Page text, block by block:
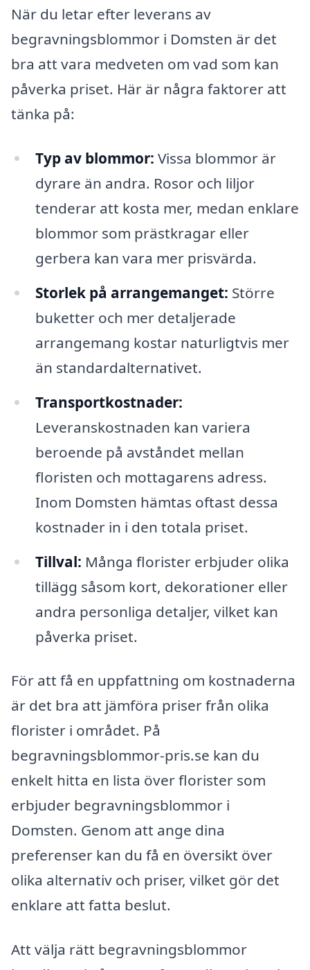
När du letar efter leverans av
begravningsblommor i Domsten är det
bra att vara medveten om vad som kan
påverka priset. Här är några faktorer att
tänka på:
Typ av blommor: Vissa blommor är
dyrare än andra. Rosor och liljor
tenderar att kosta mer, medan enklare
blommor som prästkragar eller
gerbera kan vara mer prisvärda.
Storlek på arrangemanget: Större
buketter och mer detaljerade
arrangemang kostar naturligtvis mer
än standardalternativet.
Transportkostnader:
Leveranskostnaden kan variera
beroende på avståndet mellan
floristen och mottagarens adress.
Inom Domsten hämtas oftast dessa
kostnader in i den totala priset.
Tillval: Många florister erbjuder olika
tillägg såsom kort, dekorationer eller
andra personliga detaljer, vilket kan
påverka priset.
För att få en uppfattning om kostnaderna
är det bra att jämföra priser från olika
florister i området. På
begravningsblommor-pris.se kan du
enkelt hitta en lista över florister som
erbjuder begravningsblommor i
Domsten. Genom att ange dina
preferenser kan du få en översikt över
olika alternativ och priser, vilket gör det
enklare att fatta beslut.
Att välja rätt begravningsblommor